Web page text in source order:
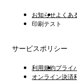
お知らせよくあ
印刷テスト
サービスポリシー
利用規約プライ
オンライン決済